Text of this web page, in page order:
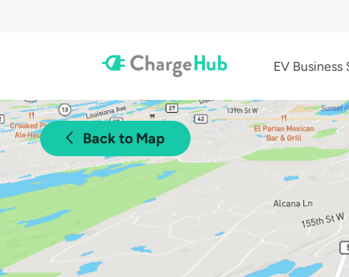
EV Business
Back to Map